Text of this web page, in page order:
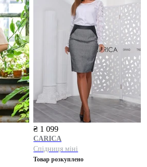
₴ 1 099
CARICA
Спідниця міні
Товар розкуплено